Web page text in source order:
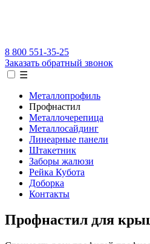
8 800 551-35-25
Заказать обратный звонок
☰
Металлопрофиль
Профнастил
Металлочерепица
Металлосайдинг
Линеарные панели
Штакетник
Заборы жалюзи
Рейка Кубота
Доборка
Контакты
Профнастил для